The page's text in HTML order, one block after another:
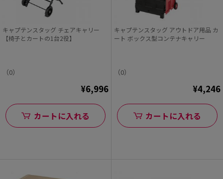
キャプテンスタッグ チェアキャリー
【椅子とカートの1台2役】
（0）
¥6,996
カートに入れる
キャプテンスタッグ アウトドア用品 カ
ート ボックス型コンテナキャリー
（0）
¥4,246
カートに入れる